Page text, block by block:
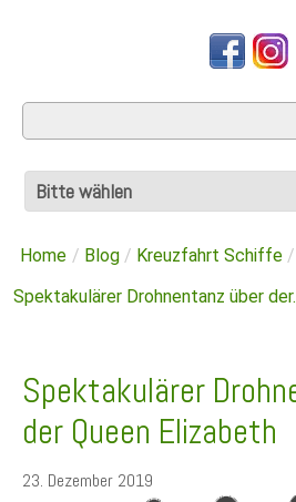
Home / Blog / Kreuzfahrt Schiffe /
Spektakulärer Drohnentanz über
Spektakulärer
der Queen Elizabeth
23. Dezember 2019